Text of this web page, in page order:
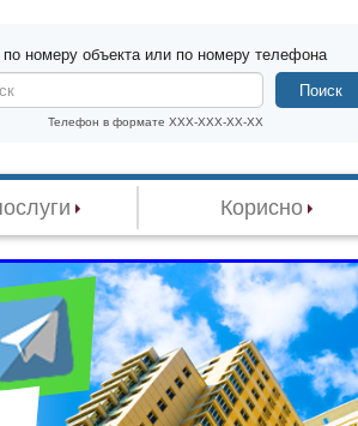
по номеру объекта или по номеру телефона
Телефон в формате XXX-XXX-XX-XX
Поиск
Корисно